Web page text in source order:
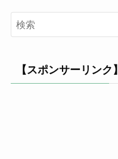
【スポンサーリンク】